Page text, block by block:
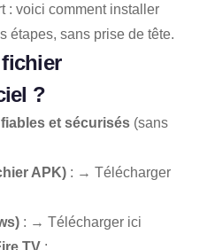
: voici comment installer
étapes, sans prise de tête.
?
fiables et sécurisés (sans
APK) : →Télécharger
: →Télécharger ici
TV :